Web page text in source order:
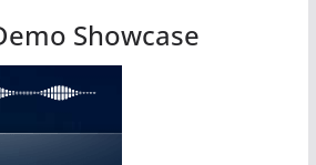
Showcase